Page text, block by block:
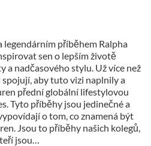
legendárním příběhem Ralpha
sen o lepším životě
nadčasového stylu. Už více než
aby tuto vizi naplnily a
přední globální lifestylovou
Tyto příběhy jsou jedinečné a
o tom, co znamená být
Jsou to příběhy našich kolegů,
jsou…